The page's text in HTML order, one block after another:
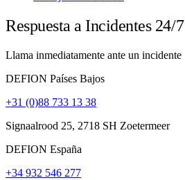
Respuesta a Incidentes 24/7
Llama inmediatamente ante un incidente
DEFION Países Bajos
+31 (0)88 733 13 38
Signaalrood 25, 2718 SH Zoetermeer
DEFION España
+34 932 546 277